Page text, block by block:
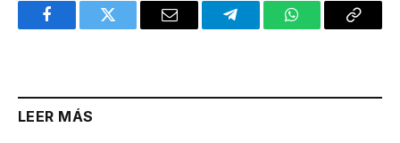
FacebookTwitter Email TelegramWhatsAppCopy
LEER MÁS